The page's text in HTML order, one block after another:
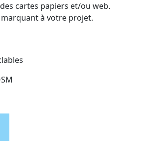
cartes papiers et/ou web.
à votre projet.